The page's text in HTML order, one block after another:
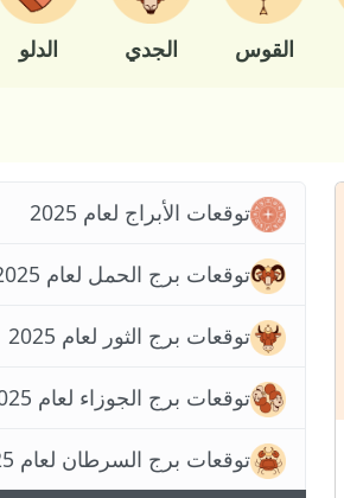
القوس الجدي الدلو
توقعات الأبراج لعام 2025
توقعات برج الحمل لعام 2025
توقعات برج الثور لعام 2025
توقعات برج الجوزاء لعام 2025
توقعات برج السرطان لعام 2025